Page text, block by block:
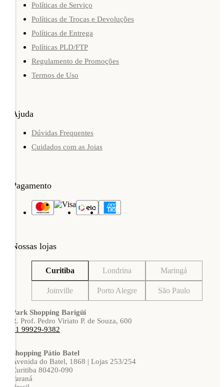
Políticas de Serviço
Políticas de Trocas e Devoluções
Políticas de Entrega
Políticas PLD/FTP
Regulamento de Promoções
Termos de Uso
Ajuda
Dúvidas Frequentes
Cuidados com as Joias
Pagamento
Nossas lojas
Curitiba Londrina Maringá
Joinville Porto Alegre São Paulo
Park Shopping Barigüi
R. Prof. Pedro Viriato P. de Souza, 600
41 99929-9382
Shopping Pátio Batel
Avenida do Batel, 1868 | Lojas 253/254
Curitiba 80420-090
Paraná